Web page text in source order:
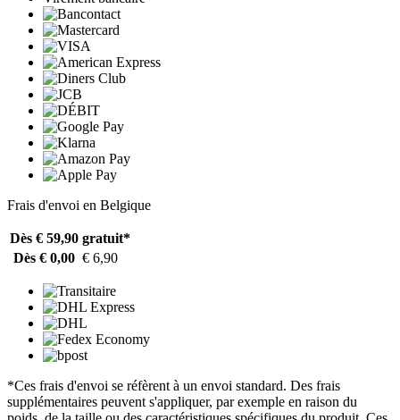
Frais d'envoi en Belgique
Dès € 59,90 gratuit*
Dès € 0,00 € 6,90
*Ces frais d'envoi se réfèrent à un envoi standard. Des frais
supplémentaires peuvent s'appliquer, par exemple en raison du